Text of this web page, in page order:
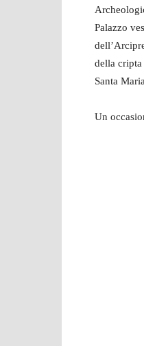
Palazzo
della
Santa
Un